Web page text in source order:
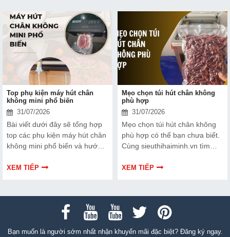
Top phụ kiện máy hút chân
không mini phổ biến
31/07/2026
Bài viết dưới đây sẽ tổng hợp
top các phụ kiện máy hút chân
không mini phổ biến và hướng
chuẩn kỹ thuật ngay tại nhà.
XEM TIẾP
Mẹo chọn túi hút chân không
phù hợp
31/07/2026
Mẹo chọn túi hút chân không
phù hợp có thể bạn chưa biết.
Cùng sieuthihaiminh.vn tìm
thông tin bài viết dưới đây nhé!
XEM TIẾP
Bạn muốn là người sớm nhất nhận khuyến mãi đặc biệt? Đăng ký ngay.